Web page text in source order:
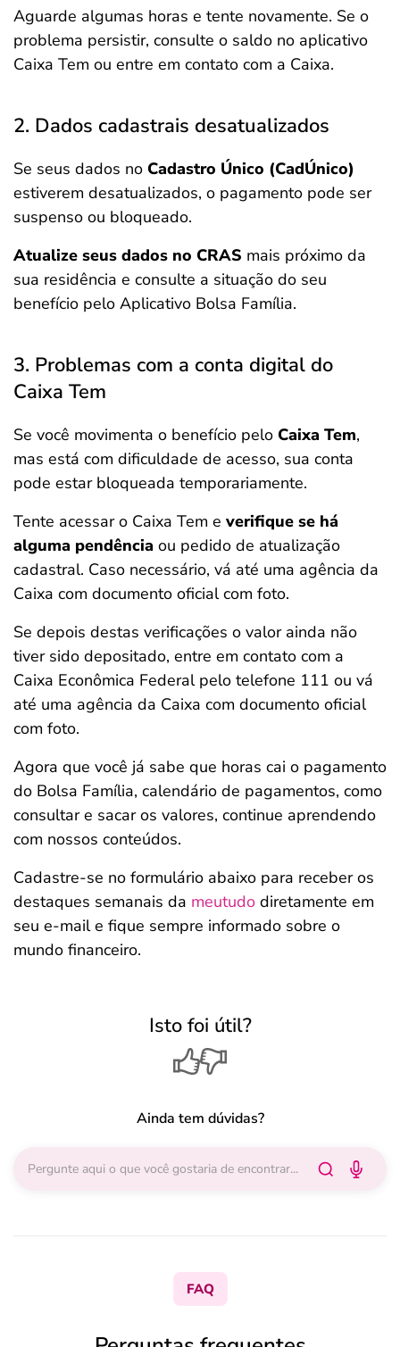
Aguarde algumas horas e tente novamente. Se o
problema persistir, consulte o saldo no aplicativo
Caixa Tem ou entre em contato com a Caixa.
2. Dados cadastrais desatualizados
Se seus dados no Cadastro Único (CadÚnico)
estiverem desatualizados, o pagamento pode ser
suspenso ou bloqueado.
Atualize seus dados no CRAS mais próximo da
sua residência e consulte a situação do seu
benefício pelo Aplicativo Bolsa Família.
3. Problemas com a conta digital do
Caixa Tem
Se você movimenta o benefício pelo Caixa Tem,
mas está com dificuldade de acesso, sua conta
pode estar bloqueada temporariamente.
Tente acessar o Caixa Tem e verifique se há
alguma pendência ou pedido de atualização
cadastral. Caso necessário, vá até uma agência da
Caixa com documento oficial com foto.
Se depois destas verificações o valor ainda não
tiver sido depositado, entre em contato com a
Caixa Econômica Federal pelo telefone 111 ou vá
até uma agência da Caixa com documento oficial
com foto.
Agora que você já sabe que horas cai o pagamento
do Bolsa Família, calendário de pagamentos, como
consultar e sacar os valores, continue aprendendo
com nossos conteúdos.
Cadastre-se no formulário abaixo para receber os
destaques semanais da meutudo diretamente em
seu e-mail e fique sempre informado sobre o
mundo financeiro.
Isto foi útil?
Ainda tem dúvidas?
FAQ